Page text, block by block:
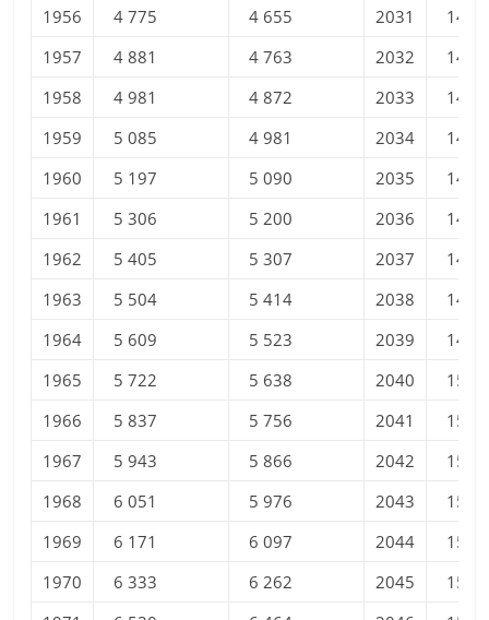
1956
4 775 4 655 2031
14
1957
4 881 4 763 2032
14
1958
4 981 4 872 2033
14
1959
5 085 4 981 2034
14
1960
5 197 5 090 2035
14
1961
5 306 5 200 2036
14
1962
5 405 5 307 2037
14
1963
5 504 5 414 2038
14
1964
5 609 5 523 2039
14
1965
5 722 5 638 2040
15
1966
5 837 5 756 2041
15
1967
5 943 5 866 2042
15
1968
6 051 5 976 2043
15
1969
6 171 6 097 2044
15
1970
6 333 6 262 2045
15